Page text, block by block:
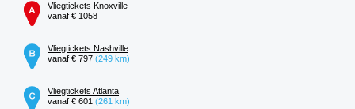
Vliegtickets Knoxville
vanaf € 1058
Vliegtickets Nashville
vanaf € 797 (249 km)
Vliegtickets Atlanta
vanaf € 601 (261 km)